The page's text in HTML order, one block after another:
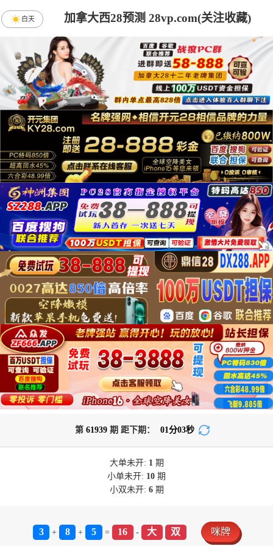
加拿大西28预测 28vp.com(关注收藏)
白天
第 61939期 距下期： 01 分03秒
大单未开: 1 期
小单未开: 10 期
小双未开: 6期
3 + 8 + 5 = 16 - 大 双 咪牌